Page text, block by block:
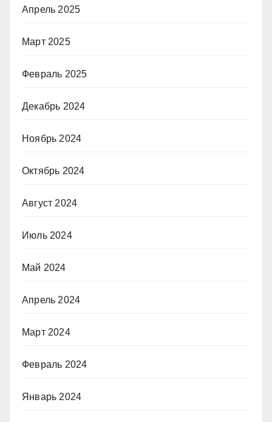
Апрель 2025
Март 2025
Февраль 2025
Декабрь 2024
Ноябрь 2024
Октябрь 2024
Август 2024
Июль 2024
Май 2024
Апрель 2024
Март 2024
Февраль 2024
Январь 2024